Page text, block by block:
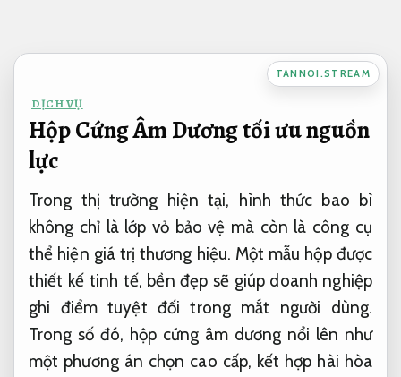
nội
TANNOI.STREAM
DỊCH VỤ
Hộp Cứng Âm Dương tối ưu nguồn
lực
Trong thị trường hiện tại, hình thức bao bì
không chỉ là lớp vỏ bảo vệ mà còn là công cụ
thể hiện giá trị thương hiệu. Một mẫu hộp được
thiết kế tinh tế, bền đẹp sẽ giúp doanh nghiệp
ghi điểm tuyệt đối trong mắt người dùng.
Trong số đó, hộp cứng âm dương nổi lên như
một phương án chọn cao cấp, kết hợp hài hòa